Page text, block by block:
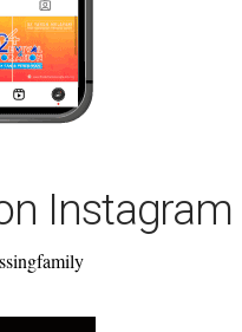
Instagram